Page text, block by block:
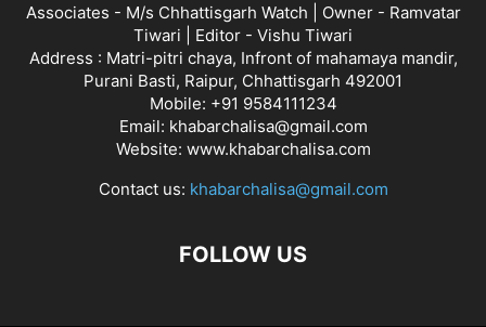
Associates - M/s Chhattisgarh Watch | Owner - Ramvatar
Tiwari | Editor - Vishu Tiwari
Address : Matri-pitri chaya, Infront of mahamaya mandir,
Purani Basti, Raipur, Chhattisgarh 492001
Mobile: +91 9584111234
Email: khabarchalisa@gmail.com
Website: www.khabarchalisa.com
Contact us: khabarchalisa@gmail.com
FOLLOW US